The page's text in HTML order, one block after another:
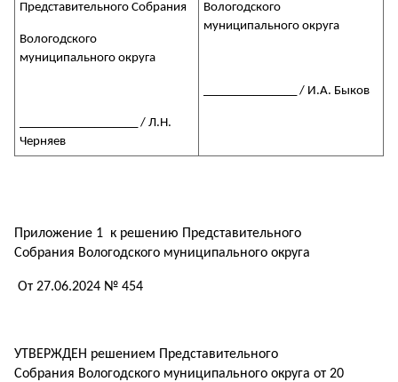
Представительного Собрания
Вологодского
муниципального округа
___________________ / Л.Н.
Черняев
Вологодского
муниципального округа
_______________ / И.А. Быков
Приложение 1 к решению Представительного
Собрания Вологодского муниципального округа
От 27.06.2024 № 454
УТВЕРЖДЕН решением Представительного
Собрания Вологодского муниципального округа от 20